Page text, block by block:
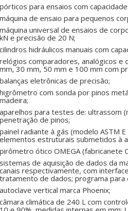
pórticos para ensaios com
máquina de ensaio para pequenos
máquina universal de ensaios de
kN e precisão de 20 N;
cilindros hidráulicos manuais com
relógios comparadores, analógicos
mm, 30 mm, 50 mm e 100 mm com
balanças eletrônicas de precisão;
higrômetro com sonda por pinos
madeira;
aparelhos para testes de: ultrassom
penetração de pinos;
painel radiante à gás (modelo ASTM
elementos estruturais submetidos à
pirômetro ótico OMEGA (fabricanete
sistemas de aquisição de dados da
canais respectivamente, com
tratamento de dados; programa para
autoclave vertical marca Phoenix;
câmara climática de 240 L com